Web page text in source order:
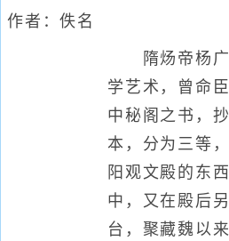
作者：佚名
隋炀帝杨广
学艺术，曾命
中秘阁之书，
本，分为三等
阳观文殿的东
中，又在殿后
台，聚藏魏以